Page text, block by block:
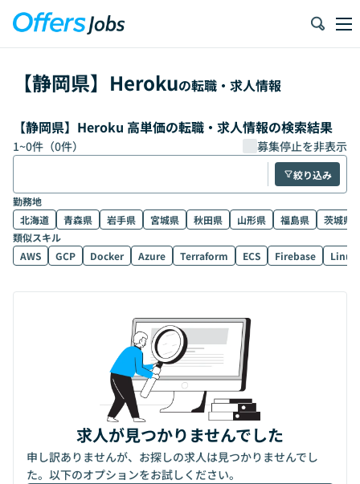
【静岡県】 Herokuの転職・求人情報
【静岡県】Heroku 高単価の転職・求人情報の検索結果
1~0件（0件） 募集停止を非表示
絞り込み
勤務地
北海道
青森県 岩手県 宮城県 秋田県 山形県 福島県
茨城県
類似スキル
AWS
GCP Docker Azure Terraform ECS Firebase Linux
求人が見つかりませんでした
申し訳ありませんが、お探しの求人は見つかりませんでし
た。以下のオプションをお試しください。